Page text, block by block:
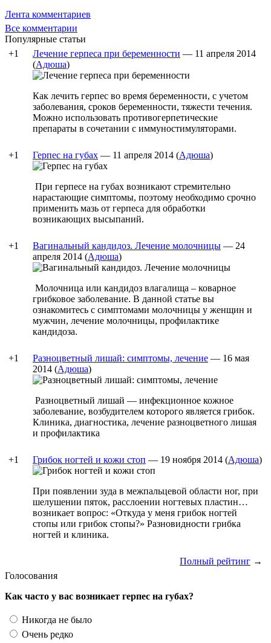
Лента комментариев
Все комментарии
Популярные статьи
+1
Лечение герпеса при беременности — 11 апреля 2014
(Адюша)
Как лечить герпес во время беременности, с учетом
заболевания, сроков беременности, тяжести течения.
Можно использовать противогерпетические
препараты в сочетании с иммуностимуляторами.
+1 Герпес на губах — 11 апреля 2014 (Адюша)
При герпесе на губах возникают стремительно
нарастающие симптомы, поэтому необходимо срочно
применить мазь от герпеса для обработки
возникающих высыпаний.
+1 Вагинальный кандидоз. Лечение молочницы — 24
апреля 2014 (Адюша)
Молочница или кандидоз влагалища – коварное
грибковое заболевание. В данной статье вы
ознакомитесь с симптомами молочницы у женщин и
мужчин, лечение молочницы, профилактике
кандидоза.
+1 Разноцветный лишай: симптомы, лечение — 16 мая
2014 (Адюша)
Разноцветный лишай — инфекционное кожное
заболевание, возбудителем которого является грибок.
Клиника, диагностика, лечение разноцветного лишая
и профилактика
+1 Грибок ногтей и кожи стоп — 19 ноября 2014 (Адюша)
При появлении зуда в межпальцевой области ног, при
шелушении пяток, расслоении ногтевых пластин…
возникает вопрос: «Откуда у меня грибок ногтей
стопы или грибок стопы?» Разновидности грибка
ногтей и клиника.
Полный рейтинг →
Голосования
Как часто у вас возникает герпес на губах?
Никогда не было
Очень редко